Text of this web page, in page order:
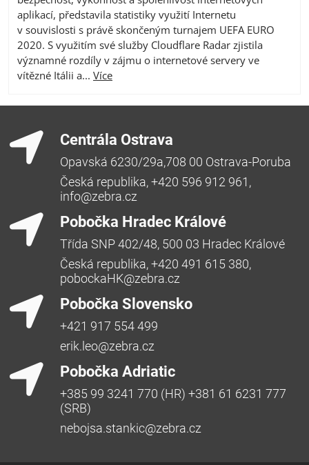
aplikací, představila statistiky využití Internetu
v souvislosti s právě skončeným turnajem UEFA EURO
2020. S využitím své služby Cloudflare Radar zjistila
významné rozdíly v zájmu o internetové servery ve
vítězné Itálii a... Více
Centrála Ostrava
Opavská 6230/29a,708 00 Ostrava-Poruba
Česká republika, +420 596 912 961,
info@zebra.cz
Pobočka Hradec Králové
Třída SNP 402/48, 500 03 Hradec Králové
Česká republika, +420 491 615 380,
pobockaHK@zebra.cz
Pobočka Slovensko
+421 917 554 499
erik.leo@zebra.cz
Pobočka Adriatic
+385 99 3241 770 (HR) +381 61 6231 777
(SRB)
nebojsa.stankic@zebra.cz